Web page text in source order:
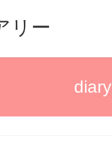
リー
diary